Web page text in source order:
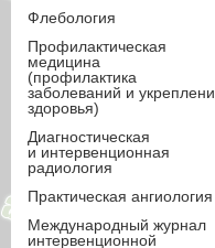
Флебология
Профилактическая
медицина
(профилактика
заболеваний и
здоровья)
Диагностическая
и интервенционная
радиология
Практическая ангиология
Международный журнал
интервенционной